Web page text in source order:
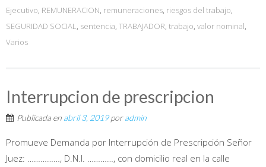
Ejecutivo, REMUNERACION, remuneraciones, riesgos del trabajo,
SEGURIDAD SOCIAL, sentencia, TRABAJADOR, trabajo, valor nominal,
Varios
Interrupcion de prescripcion
Publicada en abril 3, 2019poradmin
Promueve Demanda por Interrupción de Prescripción Señor
Juez: ……………, D.N.I. …………, con domicilio real en la calle